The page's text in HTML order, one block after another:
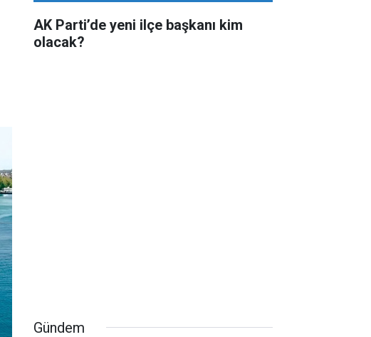
AK Parti’de yeni ilçe başkanı kim
olacak?
Gündem